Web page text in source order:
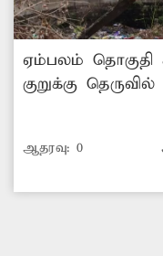
ஏம்பலம் தொகுதி
குறுக்கு
வழங்கியதில்
இந்த கிணற்று
வழங்கப்பட்டதில்
வருவாய்த்துறை
ஆதரவு: 0